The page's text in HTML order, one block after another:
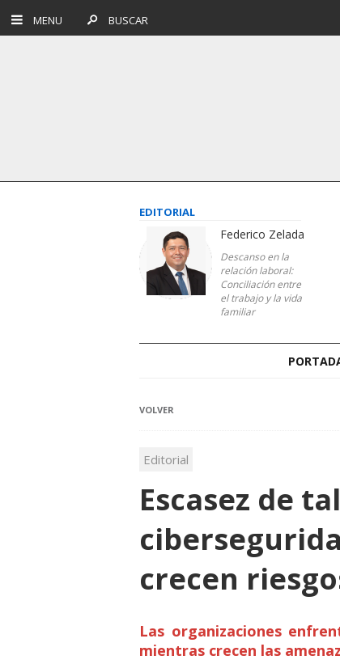
MENU BUSCAR
EDITORIAL
Federico Zelada
Descanso en la
relación laboral:
Conciliación entre
el trabajo y la vida
familiar
VOLVER
Editorial
Escasez de
crecen
Las organizaciones
mientras crecen las